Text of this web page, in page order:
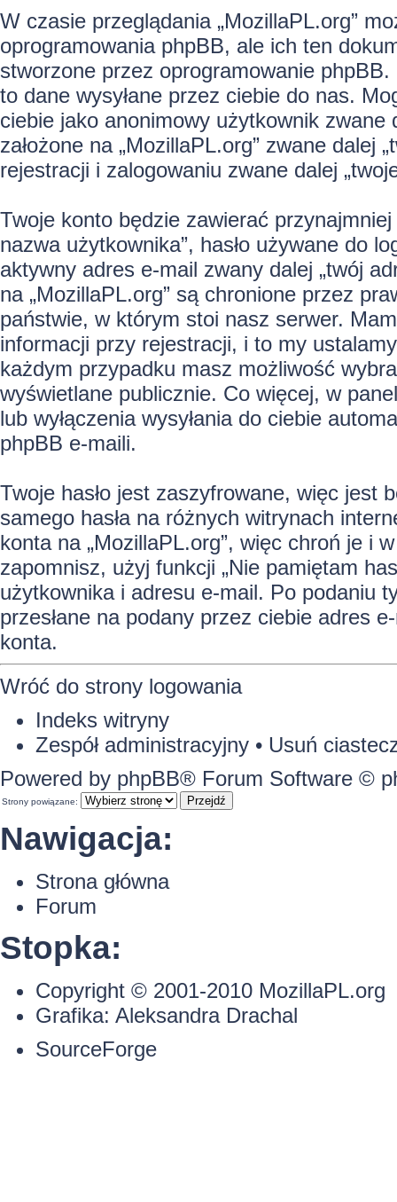
W czasie przeglądania „MozillaPL.org”
oprogramowania phpBB, ale ich ten
stworzone przez oprogramowanie
to dane wysyłane przez ciebie do nas.
ciebie jako anonimowy użytkownik zwane
założone na „MozillaPL.org” zwane dalej
rejestracji i zalogowaniu zwane dalej
Twoje konto będzie zawierać
nazwa użytkownika”, hasło używane do
aktywny adres e-mail zwany dalej „twój
na „MozillaPL.org” są chronione przez
państwie, w którym stoi nasz serwer.
informacji przy rejestracji, i to my
każdym przypadku masz możliwość
wyświetlane publicznie. Co więcej, w
lub wyłączenia wysyłania do ciebie
phpBB e-maili.
Twoje hasło jest zaszyfrowane, więc jest
samego hasła na różnych witrynach
konta na „MozillaPL.org”, więc chroń je i
zapomnisz, użyj funkcji „Nie pamiętam
użytkownika i adresu e-mail. Po podaniu
przesłane na podany przez ciebie adres
konta.
Wróć do strony logowania
Indeks witryny
Zespół administracyjny • Usuń
Powered by phpBB® Forum Software ©
Strony powiązane:
Nawigacja:
Strona główna
Forum
Stopka:
Copyright © 2001-2010 MozillaPL.org
Grafika: Aleksandra Drachal
SourceForge